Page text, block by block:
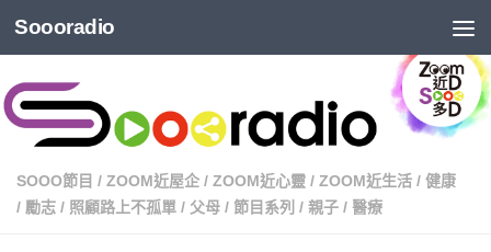
Soooradio
SOOO節目 / ZOOM近屋企 / ZOOM近心靈 / ZOOM近生活 / 健康
/ 勵志 / 照顧路上不孤單 / 父母 / 節目系列 / 親子 / 醫療